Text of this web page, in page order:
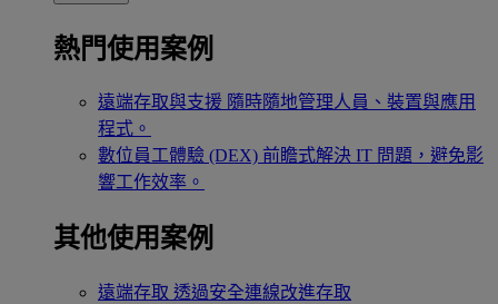
熱門使用案例
遠端存取與支援 隨時隨地管理人員、裝置與應用
程式。
數位員工體驗 (DEX) 前瞻式解決 IT 問題，避免影
響工作效率。
其他使用案例
遠端存取 透過安全連線改進存取